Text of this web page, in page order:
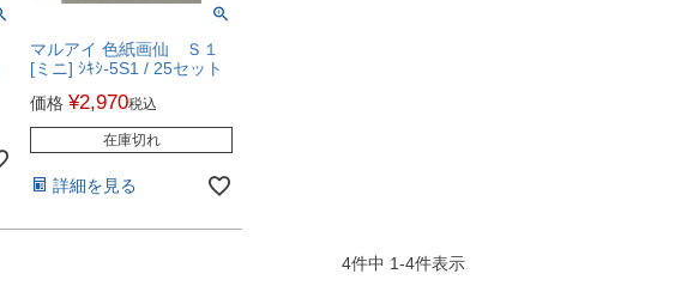
マルアイ 色紙画仙 Ｓ１
[ミニ] ｼｷｼ-5S1 / 25セット
価格 ¥2,970税込
在庫切れ
詳細を見る
4件中 1-4件表示